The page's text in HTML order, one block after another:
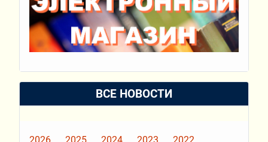
ВСЕ НОВОСТИ